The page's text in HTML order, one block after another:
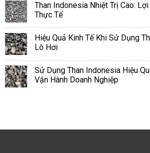
Than Indonesia Nhiệt Trị Cao:
Thực Tế
Hiệu Quả Kinh Tế Khi Sử Dụng
Lò Hơi
Sử Dụng Than Indonesia Hiệu
Vận Hành Doanh Nghiệp